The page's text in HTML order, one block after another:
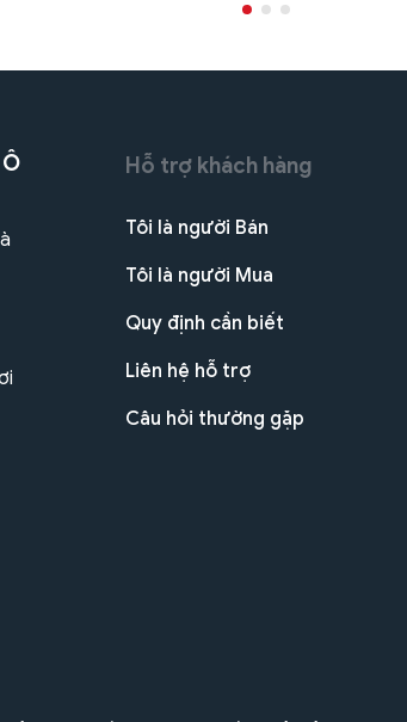
Hỗ trợ khách hàng
Tôi là người Bán
Tôi là người Mua
Quy định cần biết
Liên hệ hỗ trợ
Câu hỏi thường gặp